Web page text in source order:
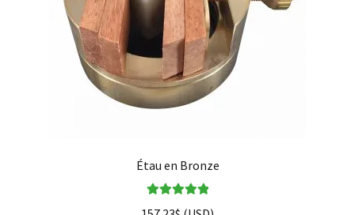
Étau en Bronze